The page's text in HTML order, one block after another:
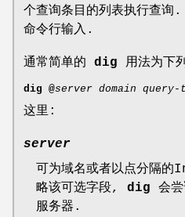
个查询条目的列表执行查询
命令行输入.
通常简单的 dig 用法为下
dig @server domain
这里:
server
可为域名或者以点分隔
略该可选字段, dig 会
服务器.